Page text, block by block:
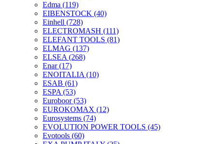
Edma (119)
EIBENSTOCK (40)
Einhell (728)
ELECTROMASH (111)
ELEFANT TOOLS (81)
ELMAG (137)
ELSEA (268)
Enar(17)
ENOITALIA (10)
ESAB (61)
ESPA (53)
Euroboor(53)
EUROKOMAX (12)
Eurosystems (74)
EVOLUTION POWER TOOLS (45)
Evotools (60)